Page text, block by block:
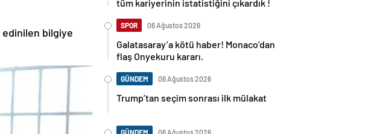
Galatasaray’a kötü haber! Monaco’dan
flaş Onyekuru kararı.
Trump’tan seçim sonrası ilk mülakat